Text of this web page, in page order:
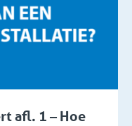
afl. 1 – Hoe